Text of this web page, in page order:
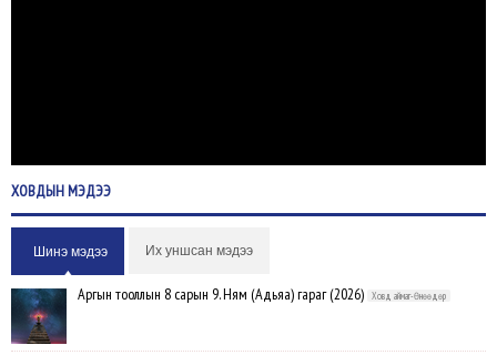
ХОВДЫНМЭДЭЭ
Шинэ мэдээ Их уншсан мэдээ
Аргын тооллын 8 сарын 9. Ням (Адьяа) гараг (2026) Ховд аймаг-Өнөөдөр